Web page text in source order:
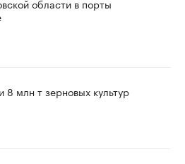
области в порты
млн т зерновых культур